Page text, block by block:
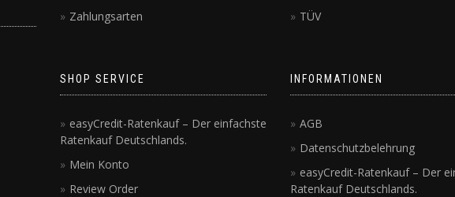
Zahlungsarten
SHOP SERVICE
easyCredit-Ratenkauf – Der einfachste
Ratenkauf Deutschlands.
Mein Konto
Review Order
TÜV
INFORMATIONEN
AGB
Datenschutzbelehrung
easyCredit-Ratenkauf – Der
Ratenkauf Deutschlands.